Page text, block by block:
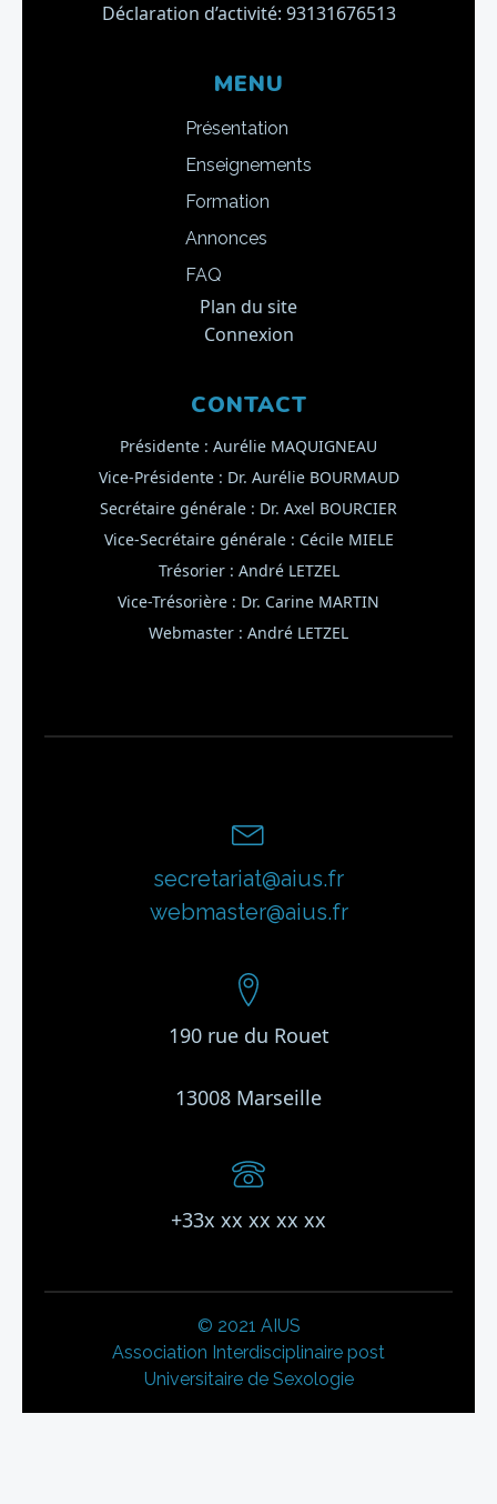
Déclaration d’activité: 93131676513
MENU
Présentation
Enseignements
Formation
Annonces
FAQ
Plan du site
Connexion
CONTACT
Présidente : Aurélie MAQUIGNEAU
Vice-Présidente : Dr. Aurélie BOURMAUD
Secrétaire générale : Dr. Axel BOURCIER
Vice-Secrétaire générale : Cécile MIELE
Trésorier : André LETZEL
Vice-Trésorière : Dr. Carine MARTIN
Webmaster : André LETZEL
secretariat@aius.fr
webmaster@aius.fr
190 rue du Rouet
13008 Marseille
+33x xx xx xx xx
© 2021 AIUS
Association Interdisciplinaire post
Universitaire de Sexologie